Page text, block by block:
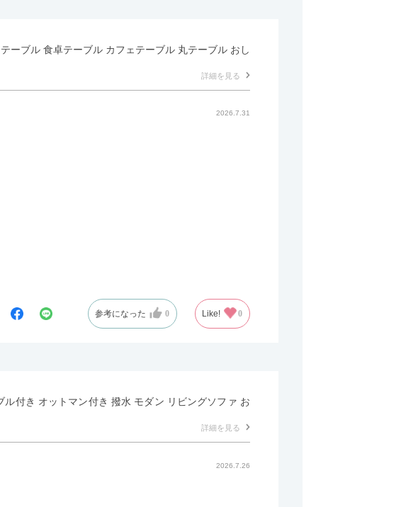
ーブル 食卓テーブル カフェテーブル 丸テーブル おし
詳細を見る
2026.7.31
参考になった 0 Like! 0
付き オットマン付き 撥水 モダン リビングソファ お
詳細を見る
2026.7.26